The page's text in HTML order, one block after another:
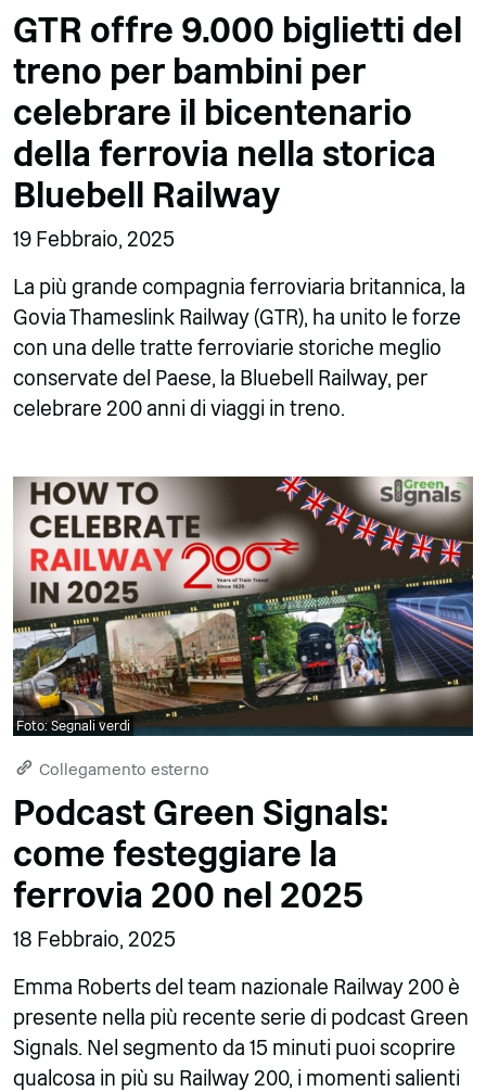
GTR offre 9.000 biglietti del
treno per bambini per
celebrare il bicentenario
della ferrovia nella storica
Bluebell Railway
19 Febbraio, 2025
La più grande compagnia ferroviaria britannica, la
Govia Thameslink Railway (GTR), ha unito le forze
con una delle tratte ferroviarie storiche meglio
conservate del Paese, la Bluebell Railway, per
celebrare 200 anni di viaggi in treno.
Foto: Segnali verdi
Collegamento esterno
Podcast Green Signals:
come festeggiare la
ferrovia 200 nel 2025
18 Febbraio, 2025
Emma Roberts del team nazionale Railway 200 è
presente nella più recente serie di podcast Green
Signals. Nel segmento da 15 minuti puoi scoprire
qualcosa in più su Railway 200, i momenti salienti